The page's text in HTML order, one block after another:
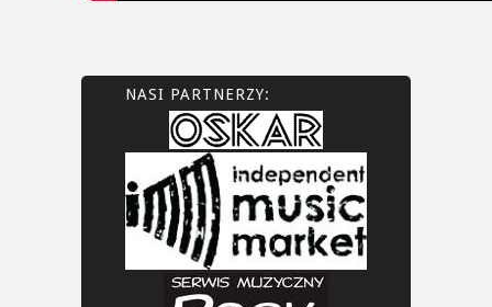
NASI PARTNERZY: